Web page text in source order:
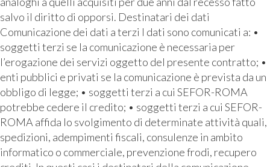
salvo il diritto di opporsi. Destinatari dei dati
Comunicazione dei dati a terzi I dati sono comunicati a: •
soggetti terzi se la comunicazione è necessaria per
l’erogazione dei servizi oggetto del presente contratto; •
enti pubblici e privati se la comunicazione è prevista da un
obbligo di legge; • soggetti terzi a cui SEFOR-ROMA
potrebbe cedere il credito; • soggetti terzi a cui SEFOR-
ROMA affida lo svolgimento di determinate attività quali,
spedizioni, adempimenti fiscali, consulenze in ambito
informatico o commerciale, prevenzione frodi, recupero